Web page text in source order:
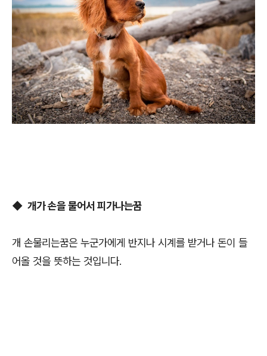
◆ 개가 손을 물어서 피가나는꿈
개 손물리는꿈은 누군가에게 반지나 시계를 받거나 돈이 들
어올 것을 뜻하는 것입니다.